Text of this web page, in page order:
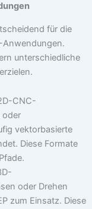
für die
Anwendungen.
unterschiedliche
CNC-
oder
vektorbasierte
Diese Formate
oder Drehen
zum Einsatz. Diese